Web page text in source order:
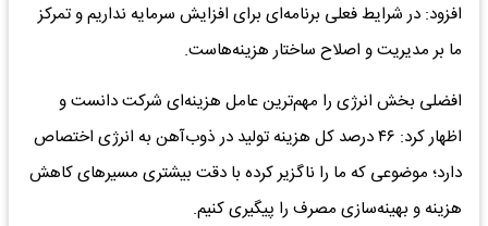
افزود: در شرایط فعلی برنامه‌ای برای افزایش سرمایه نداریم و تمرکز
ما بر مدیریت و اصلاح ساختار هزینه‌هاست.
افضلی بخش انرژی را مهم‌ترین عامل هزینه‌ای شرکت دانست و
اظهار کرد: ۴۶ درصد کل هزینه تولید در ذوب‌آهن به انرژی اختصاص
دارد؛ موضوعی که ما را ناگزیر کرده با دقت بیشتری مسیرهای کاهش
هزینه و بهینه‌سازی مصرف را پیگیری کنیم.